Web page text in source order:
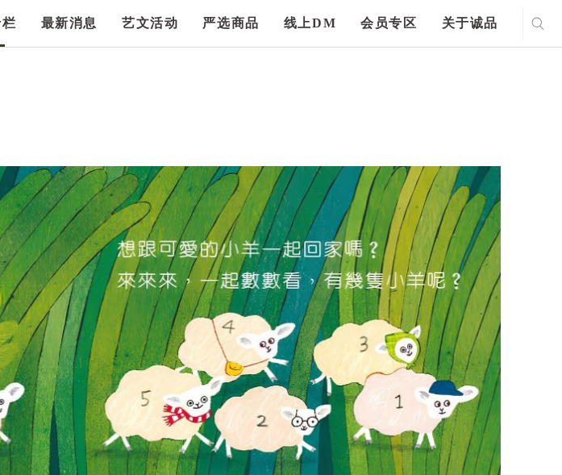
最新消息 艺文活动 严选商品 线上DM 会员专区 关于诚品